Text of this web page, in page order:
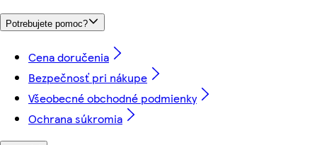
Potrebujete pomoc?
Cena doručenia
Bezpečnosť pri nákupe
Všeobecné obchodné podmienky
Ochrana súkromia